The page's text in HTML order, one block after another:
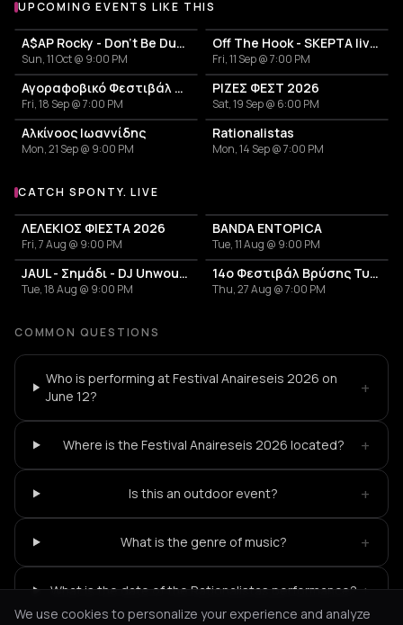
UPCOMING EVENTS LIKE THIS
A$AP Rocky - Don't Be Dumb World Tour
Sun, 11 Oct @ 9:00 PM
Off The Hook - SKEPTA live in Athens
Fri, 11 Sep @ 7:00 PM
Αγοραφοβικό Φεστιβάλ 2026
Fri, 18 Sep @ 7:00 PM
ΡΙΖΕΣ ΦΕΣΤ 2026
Sat, 19 Sep @ 6:00 PM
Αλκίνοος Ιωαννίδης
Mon, 21 Sep @ 9:00 PM
Rationalistas
Mon, 14 Sep @ 7:00 PM
More events with sponty.
CATCH SPONTY. LIVE
ΛΕΛΕΚΙΟΣ ΦΙΕΣΤΑ 2026
Fri, 7 Aug @ 9:00 PM
BANDA ENTOPICA
Tue, 11 Aug @ 9:00 PM
JAUL - Σημάδι - DJ Unwound
Tue, 18 Aug @ 9:00 PM
14ο Φεστιβάλ Βρύσης Τυρνάβου 2026
Thu, 27 Aug @ 7:00 PM
COMMON QUESTIONS
Who is performing at Festival Anaireseis 2026 on
June 12?
+
Where is the Festival Anaireseis 2026 located? +
Is this an outdoor event? +
What is the genre of music? +
What is the date of the Rationalistas performance? +
We use cookies to personalize your experience and analyze